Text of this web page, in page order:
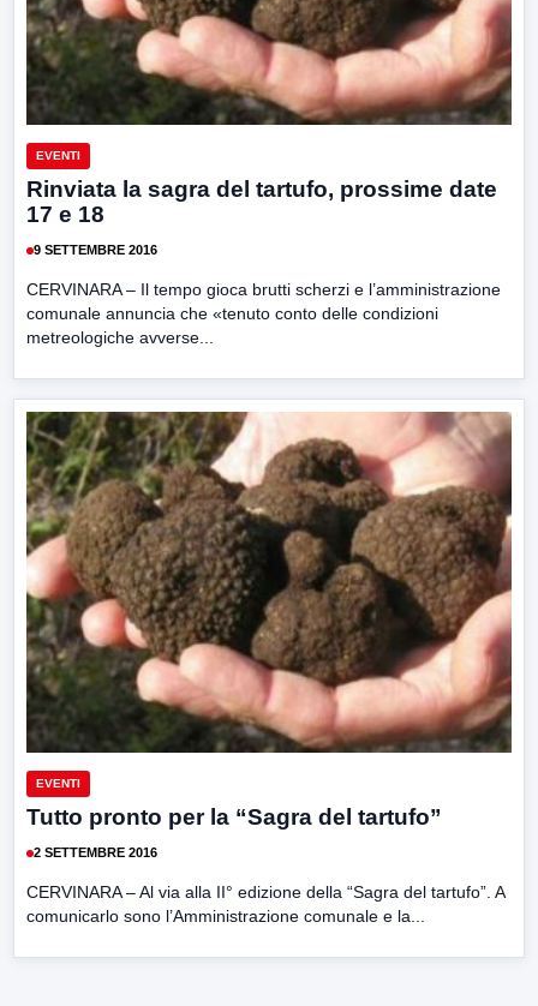
EVENTI
Rinviata la sagra del tartufo, prossime date
17 e 18
9 SETTEMBRE 2016
CERVINARA – Il tempo gioca brutti scherzi e l’amministrazione
comunale annuncia che «tenuto conto delle condizioni
metreologiche avverse...
EVENTI
Tutto pronto per la “Sagra del tartufo”
2 SETTEMBRE 2016
CERVINARA – Al via alla II° edizione della “Sagra del tartufo”. A
comunicarlo sono l’Amministrazione comunale e la...